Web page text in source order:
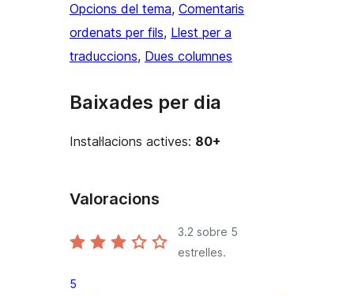
Opcions del tema, Comentaris
ordenats per fils, Llest per a
traduccions, Dues columnes
Baixades per dia
Instal·lacions actives: 80+
Valoracions
3.2 sobre 5
estrelles.
5